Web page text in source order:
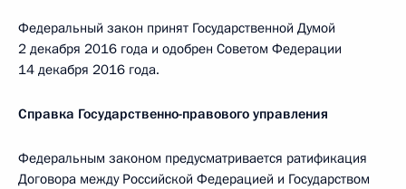
Федеральный закон принят Государственной Думой
2 декабря 2016 года и одобрен Советом Федерации
14 декабря 2016 года.
Справка Государственно-правового управления
Федеральным законом предусматривается ратификация
Договора между Российской Федерацией и Государством